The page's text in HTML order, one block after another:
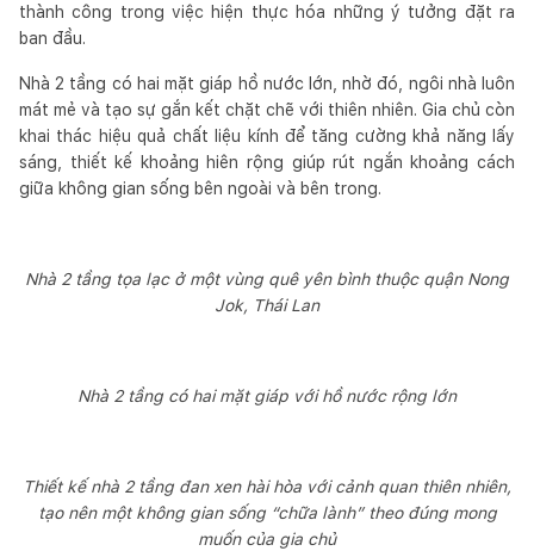
thành công trong việc hiện thực hóa những ý tưởng đặt ra
ban đầu.
Nhà 2 tầng có hai mặt giáp hồ nước lớn, nhờ đó, ngôi nhà luôn
mát mẻ và tạo sự gắn kết chặt chẽ với thiên nhiên. Gia chủ còn
khai thác hiệu quả chất liệu kính để tăng cường khả năng lấy
sáng, thiết kế khoảng hiên rộng giúp rút ngắn khoảng cách
giữa không gian sống bên ngoài và bên trong.
Nhà 2 tầng tọa lạc ở một vùng quê yên bình thuộc quận Nong
Jok, Thái Lan
Nhà 2 tầng có hai mặt giáp với hồ nước rộng lớn
Thiết kế nhà 2 tầng đan xen hài hòa với cảnh quan thiên nhiên,
tạo nên một không gian sống “chữa lành” theo đúng mong
muốn của gia chủ